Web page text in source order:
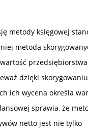
metody księgowej
metoda
dzięki
ich wycena określa
sprawia, że
netto jest nie tylko